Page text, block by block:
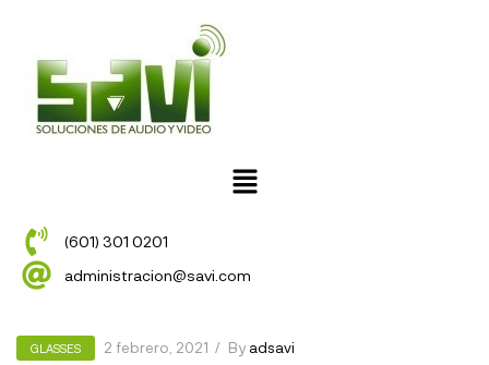
(601) 301 0201
administracion@savi.com
GLASSES 2 febrero, 2021 By adsavi